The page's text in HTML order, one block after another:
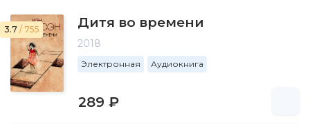
3.7 / 755 Дитя во времени
2018
Электронная Аудиокнига
289 ₽